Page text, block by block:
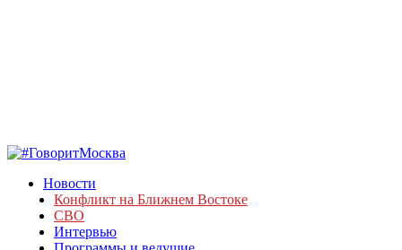
Новости
Конфликт на Ближнем Востоке
СВО
Интервью